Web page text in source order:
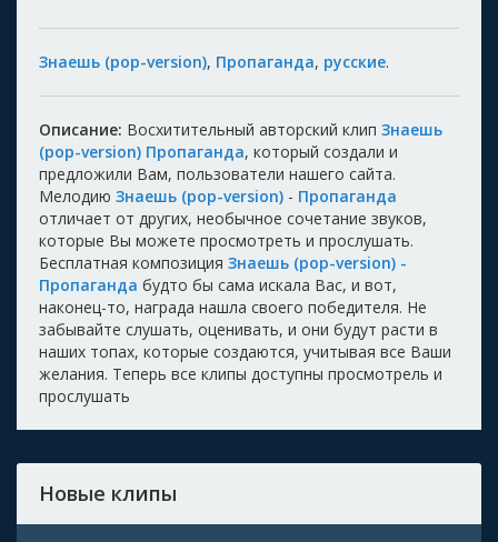
Знаешь (pop-version), Пропаганда, русские.
Описание: Восхитительный авторский клип Знаешь
(pop-version) Пропаганда, который создали и
предложили Вам, пользователи нашего сайта.
Мелодию Знаешь (pop-version) - Пропаганда
отличает от других, необычное сочетание звуков,
которые Вы можете просмотреть и прослушать.
Бесплатная композиция Знаешь (pop-version) -
Пропаганда будто бы сама искала Вас, и вот,
наконец-то, награда нашла своего победителя. Не
забывайте слушать, оценивать, и они будут расти в
наших топах, которые создаются, учитывая все Ваши
желания. Теперь все клипы доступны просмотрель и
прослушать
Новые клипы